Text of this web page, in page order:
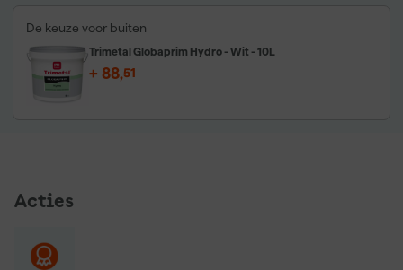
De keuze voor buiten
Trimetal Globaprim Hydro - Wit - 10L
+ 88,51
Acties